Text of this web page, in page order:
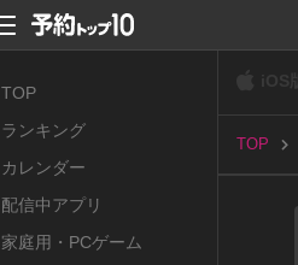
TOP
ランキング
カレンダー
配信中アプリ
家庭用・PCゲーム
TOP